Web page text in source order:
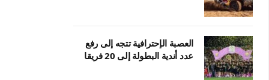
العصبة الإحترافية تتجه إلى رفع
عدد أندية البطولة إلى 20 فريقا